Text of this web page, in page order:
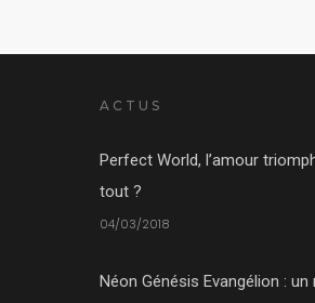
ACTUS
Perfect World, l’amour
tout ?
04/03/2018
Néon Génésis Evangélion : un